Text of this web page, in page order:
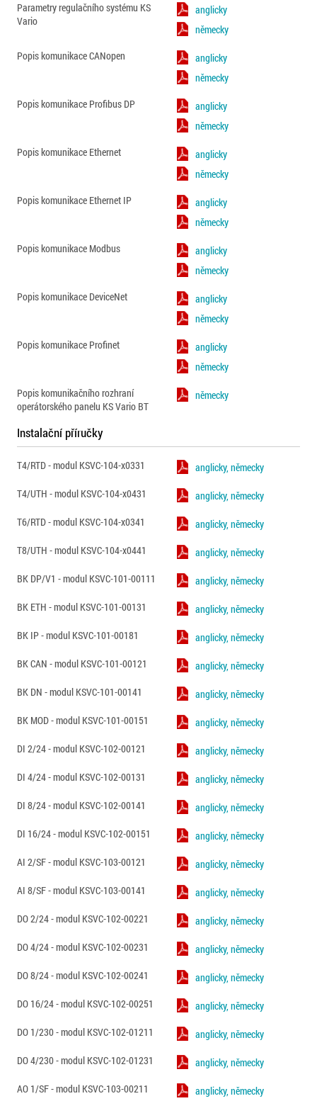
Parametry regulačního systému KS
Vario
anglicky
německy
Popis komunikace CANopen
anglicky
německy
Popis komunikace Profibus DP
anglicky
německy
Popis komunikace Ethernet
anglicky
německy
Popis komunikace Ethernet IP
anglicky
německy
Popis komunikace Modbus
anglicky
německy
Popis komunikace DeviceNet
anglicky
německy
Popis komunikace Profinet
anglicky
německy
Popis komunikačního rozhraní
operátorského panelu KS Vario BT
německy
Instalační příručky
T4/RTD - modul KSVC-104-x0331
anglicky, německy
T4/UTH - modul KSVC-104-x0431
anglicky, německy
T6/RTD - modul KSVC-104-x0341
anglicky, německy
T8/UTH - modul KSVC-104-x0441
anglicky, německy
BK DP/V1 - modul KSVC-101-00111
anglicky, německy
BK ETH - modul KSVC-101-00131
anglicky, německy
BK IP - modul KSVC-101-00181
anglicky, německy
BK CAN - modul KSVC-101-00121
anglicky, německy
BK DN - modul KSVC-101-00141
anglicky, německy
BK MOD - modul KSVC-101-00151
anglicky, německy
DI 2/24 - modul KSVC-102-00121
anglicky, německy
DI 4/24 - modul KSVC-102-00131
anglicky, německy
DI 8/24 - modul KSVC-102-00141
anglicky, německy
DI 16/24 - modul KSVC-102-00151
anglicky, německy
AI 2/SF - modul KSVC-103-00121
anglicky, německy
AI 8/SF - modul KSVC-103-00141
anglicky, německy
DO 2/24 - modul KSVC-102-00221
anglicky, německy
DO 4/24 - modul KSVC-102-00231
anglicky, německy
DO 8/24 - modul KSVC-102-00241
anglicky, německy
DO 16/24 - modul KSVC-102-00251
anglicky, německy
DO 1/230 - modul KSVC-102-01211
anglicky, německy
DO 4/230 - modul KSVC-102-01231
anglicky, německy
AO 1/SF - modul KSVC-103-00211
anglicky, německy